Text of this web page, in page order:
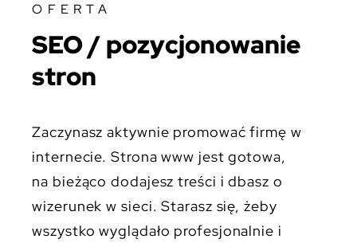
OFERTA
SEO / pozycjonowanie
stron
Zaczynasz aktywnie promować firmę w
internecie. Strona www jest gotowa,
na bieżąco dodajesz treści i dbasz o
wizerunek w sieci. Starasz się, żeby
wszystko wyglądało profesjonalnie i